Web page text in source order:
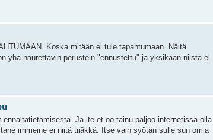
Koska mitään ei tule tapahtumaan. Näitä
yha naurettavin perustein "ennustettu" ja yksikään niistä ei
Ja ite et oo tainu paljoo internetissä olla
immeine ei niitä tiiäkkä. Itse vain syötän sulle sun omia